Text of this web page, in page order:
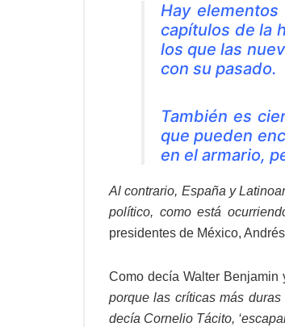
Hay
capítulos de la
los que las
con su pasado.
También es
que pueden
en el armario,
Al contrario, España y
político, como está
presidentes de México,
Como decía Walter Benjamin
porque las críticas más
decía Cornelio Tácito,